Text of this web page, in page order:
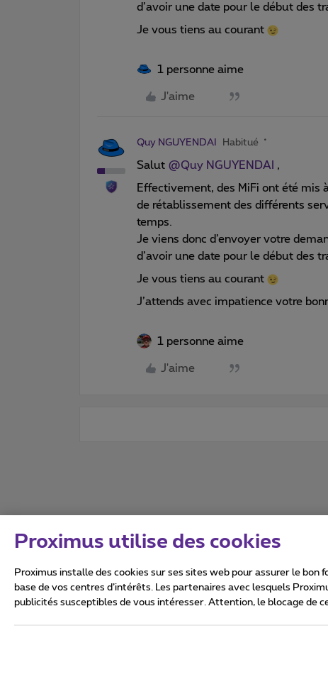
d’avoir une date pour le début des
Je vous tiens au courant
1 personne aime
J'aime
Quy NGUYENDAI Habitué
Salut @Quy NGUYENDAI
,
Effectivement, des MiFi ont été mis
de rétablissement des différents
temps.
Je viens donc d’envoyer votre
d’avoir une date pour le début des
Je vous tiens au courant
J’attends avec impatience votre
1 personne aime
J'aime
Tous droits réservés. ©2026
Proximus utilise des cookies
Proximus installe des cookies sur ses sites web pour assurer le
base de vos centres d’intérêts. Les partenaires avec lesquels
publicités susceptibles de vous intéresser. Attention, le blocage de